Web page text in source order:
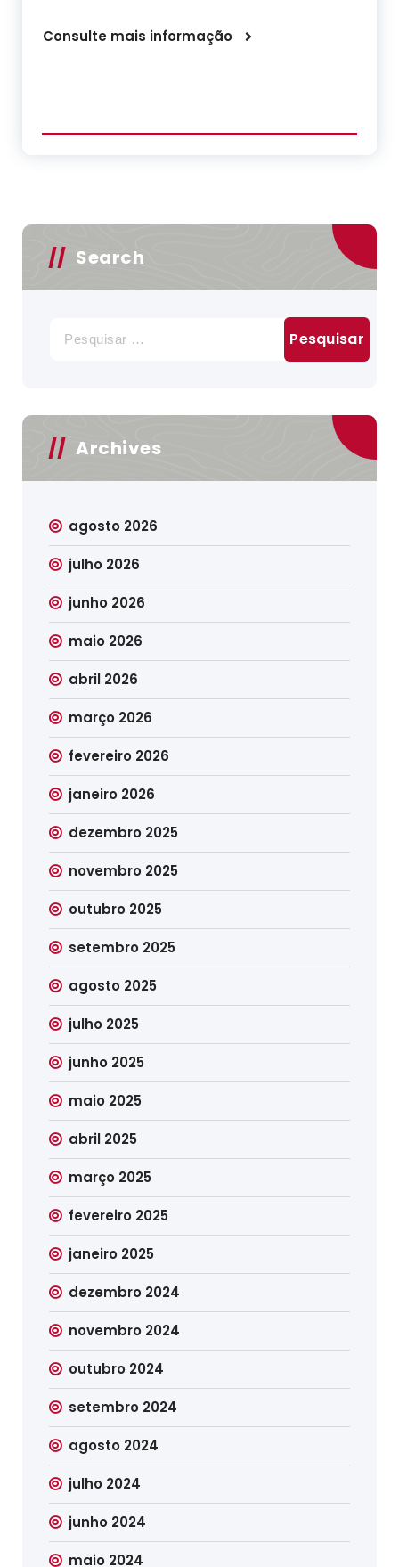
Consulte mais informação
Search
por:
Archives
agosto 2026
julho 2026
junho 2026
maio 2026
abril 2026
março 2026
fevereiro 2026
janeiro 2026
dezembro 2025
novembro 2025
outubro 2025
setembro 2025
agosto 2025
julho 2025
junho 2025
maio 2025
abril 2025
março 2025
fevereiro 2025
janeiro 2025
dezembro 2024
novembro 2024
outubro 2024
setembro 2024
agosto 2024
julho 2024
junho 2024
maio 2024